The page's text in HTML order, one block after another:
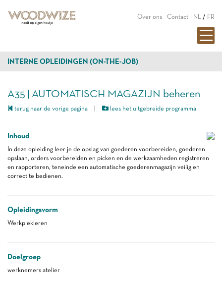
Over ons Contact NL / FR
INTERNE OPLEIDINGEN (ON-THE-JOB)
A35 | AUTOMATISCH MAGAZIJN beheren
terug naar de vorige pagina lees het uitgebreide programma
Inhoud
In deze opleiding leer je de opslag van goederen voorbereiden, goederen
opslaan, orders voorbereiden en picken en de werkzaamheden registreren
en rapporteren, teneinde een automatische goederenmagazijn veilig en
correct te bedienen.
Opleidingsvorm
Werkplekleren
Doelgroep
werknemers atelier